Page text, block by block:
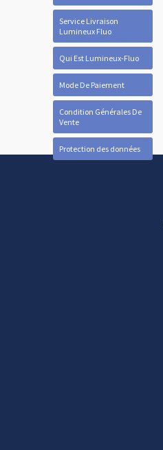
Service Livraison
Lumineux Fluo
Qui Est Lumineux-Fluo
Mode De Paiement
Condition Générales De
Vente
Protection des données